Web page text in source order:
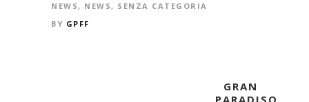
NEWS, NEWS, SENZA CATEGORIA
BY GPFF
GRAN
PARADISO